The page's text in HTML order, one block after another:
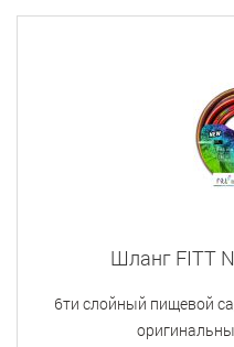
Шланг FITT
6ти слойный пищевой